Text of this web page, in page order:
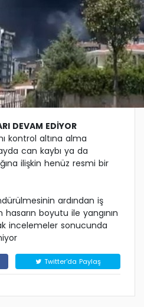
DEVAM EDİYOR
kontrol altına alma
can kaybı ya da
ilişkin henüz resmi bir
ardından iş
boyutu ile yangının
incelemeler sonucunda
Twitter'da Paylaş